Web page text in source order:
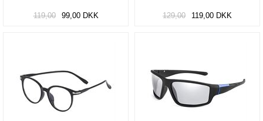
119,00 99,00 DKK 129,00 119,00 DKK